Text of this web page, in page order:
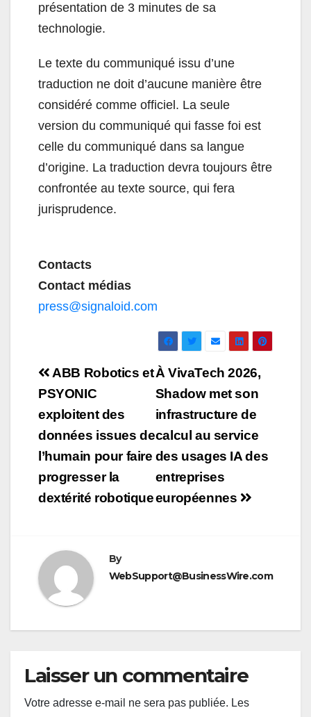
présentation de 3 minutes de sa
technologie.
Le texte du communiqué issu d’une
traduction ne doit d’aucune manière être
considéré comme officiel. La seule
version du communiqué qui fasse foi est
celle du communiqué dans sa langue
d’origine. La traduction devra toujours être
confrontée au texte source, qui fera
jurisprudence.
Contacts
Contact médias
press@signaloid.com
Navigation
de
l’article
À VivaTech 2026,
Shadow met son
infrastructure de
calcul au service
des usages IA des
entreprises
européennes
ABB Robotics et
PSYONIC
exploitent des
données issues de
l’humain pour faire
progresser la
dextérité robotique
By
WebSupport@BusinessWire.com
Laisser un commentaire
Votre adresse e-mail ne sera pas publiée. Les